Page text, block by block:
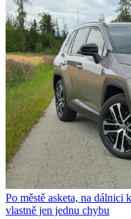
Po městě asketa, na
vlastně jen jednu chybu